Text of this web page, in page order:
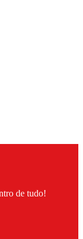
de tudo!